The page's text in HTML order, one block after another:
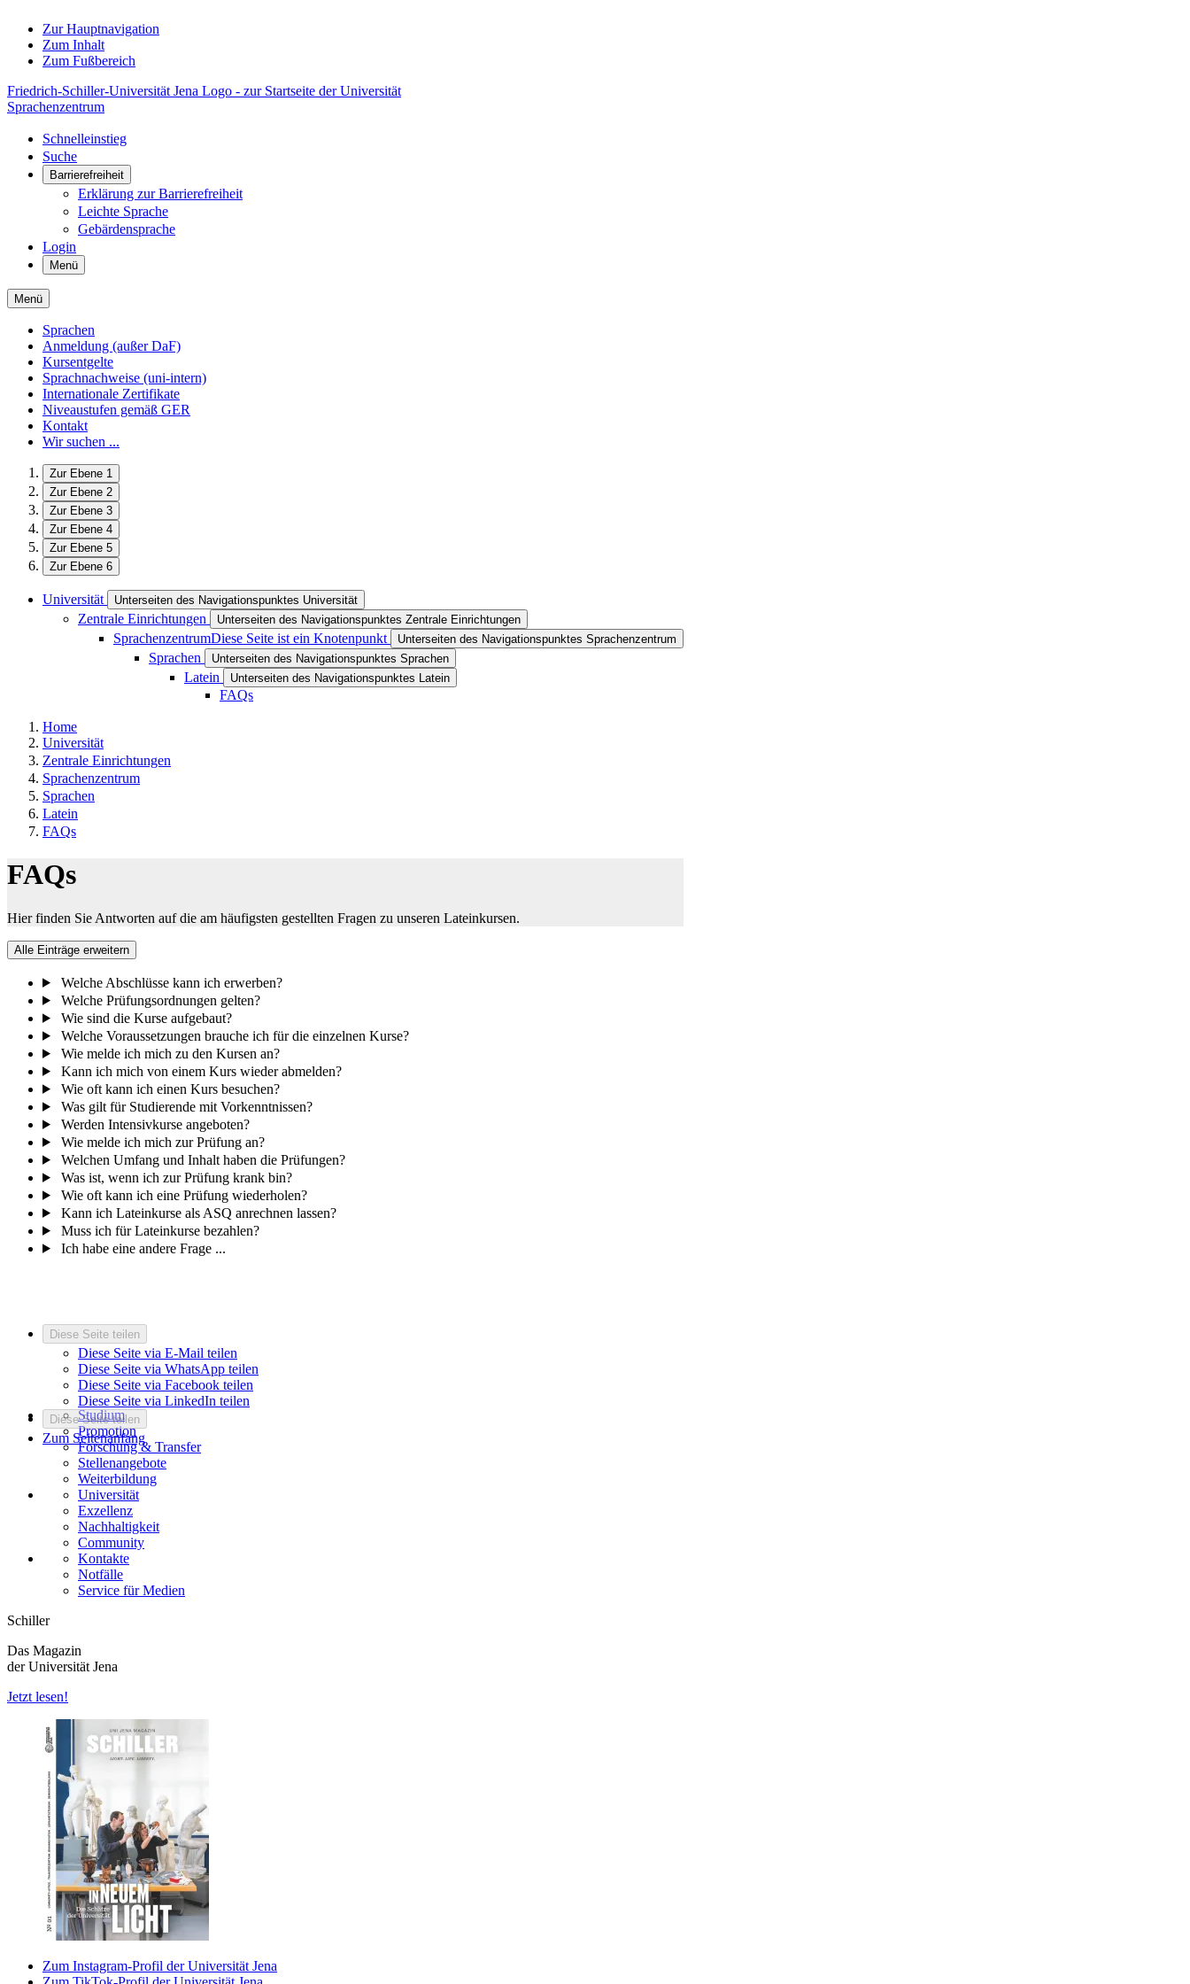
Zur Hauptnavigation
Zum Inhalt
Zum Fußbereich
Friedrich-Schiller-Universität Jena Logo - zur Startseite der Universität
Sprachenzentrum
Schnelleinstieg
Suche
Barrierefreiheit
Erklärung zur Barrierefreiheit
Leichte Sprache
Gebärdensprache
Login
Menü
Menü
Sprachen
Anmeldung (außer DaF)
Kursentgelte
Sprachnachweise (uni-intern)
Internationale Zertifikate
Niveaustufen gemäß GER
Kontakt
Wir suchen ...
Zur Ebene 1
Zur Ebene 2
Zur Ebene 3
Zur Ebene 4
Zur Ebene 5
Zur Ebene 6
Universität Unterseiten des Navigationspunktes Universität
Zentrale Einrichtungen Unterseiten des Navigationspunktes Zentrale Einrichtungen
SprachenzentrumDiese Seite ist ein Knotenpunkt Unterseiten des Navigationspunktes Sprachenzentrum
Sprachen Unterseiten des Navigationspunktes Sprachen
Latein Unterseiten des Navigationspunktes Latein
FAQs
Home
Universität
Zentrale Einrichtungen
Sprachenzentrum
Sprachen
Latein
FAQs
FAQs
Hier finden Sie Antworten auf die am häufigsten gestellten Fragen zu unseren Lateinkursen.
Alle Einträge erweitern
Welche Abschlüsse kann ich erwerben?
Welche Prüfungsordnungen gelten?
Wie sind die Kurse aufgebaut?
Welche Voraussetzungen brauche ich für die einzelnen Kurse?
Wie melde ich mich zu den Kursen an?
Kann ich mich von einem Kurs wieder abmelden?
Wie oft kann ich einen Kurs besuchen?
Was gilt für Studierende mit Vorkenntnissen?
Werden Intensivkurse angeboten?
Wie melde ich mich zur Prüfung an?
Welchen Umfang und Inhalt haben die Prüfungen?
Was ist, wenn ich zur Prüfung krank bin?
Wie oft kann ich eine Prüfung wiederholen?
Kann ich Lateinkurse als ASQ anrechnen lassen?
Muss ich für Lateinkurse bezahlen?
Ich habe eine andere Frage ...
Diese Seite teilen
Diese Seite via E-Mail teilen
Diese Seite via WhatsApp teilen
Diese Seite via Facebook teilen
Diese Seite via LinkedIn teilen
Diese Seite teilen
Zum Seitenanfang
Studium
Promotion
Forschung & Transfer
Stellenangebote
Weiterbildung
Universität
Exzellenz
Nachhaltigkeit
Community
Kontakte
Notfälle
Service für Medien
Schiller
Das Magazin
der Universität Jena
Jetzt lesen!
Zum Instagram-Profil der Universität Jena